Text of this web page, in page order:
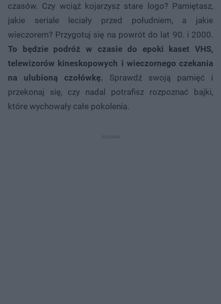
czasów. Czy wciąż kojarzysz stare logo? Pamiętasz,
jakie seriale leciały przed południem, a jakie
wieczorem? Przygotuj się na powrót do lat 90. i 2000.
To będzie podróż w czasie do epoki kaset VHS,
telewizorów kineskopowych i wieczornego czekania
na ulubioną czołówkę. Sprawdź swoją pamięć i
przekonaj się, czy nadal potrafisz rozpoznać bajki,
które wychowały całe pokolenia.